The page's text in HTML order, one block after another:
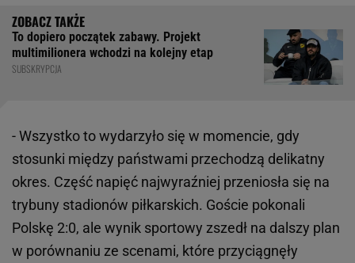
To dopiero początek zabawy. Projekt
multimilionera wchodzi na kolejny etap
SUBSKRYPCJA
- Wszystko to wydarzyło się w momencie, gdy
stosunki między państwami przechodzą delikatny
okres. Część napięć najwyraźniej przeniosła się na
trybuny stadionów piłkarskich. Goście pokonali
Polskę 2:0, ale wynik sportowy zszedł na dalszy plan
w porównaniu ze scenami, które przyciągnęły